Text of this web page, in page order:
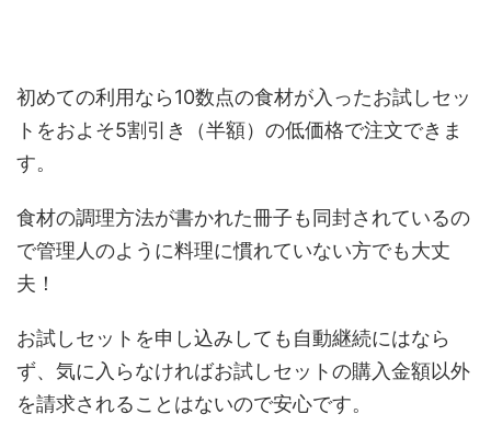
初めての利用なら10数点の食材が入ったお試しセッ
トをおよそ5割引き（半額）の低価格で注文できま
す。
食材の調理方法が書かれた冊子も同封されているの
で管理人のように料理に慣れていない方でも大丈
夫！
お試しセットを申し込みしても自動継続にはなら
ず、気に入らなければお試しセットの購入金額以外
を請求されることはないので安心です。